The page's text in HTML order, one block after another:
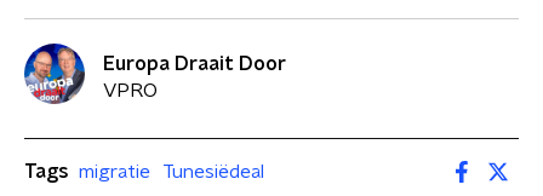
Europa Draait Door
VPRO
Tags migratie
Tunesiëdeal